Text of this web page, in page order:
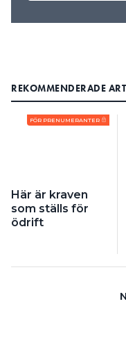
REKOMMENDERADE
FÖR PRENUMERANTER
Här är kraven
som ställs för
ödrift